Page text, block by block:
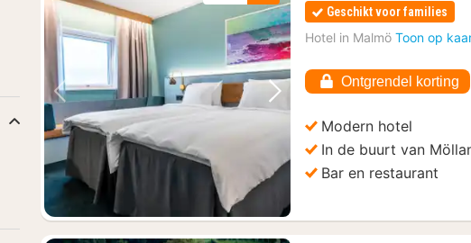
Vorige foto Volgende foto
Geschikt voor families
Hotel in Malmö Toon op
Ontgrendel korting
Modern hotel
In de buurt van
Bar en restaurant